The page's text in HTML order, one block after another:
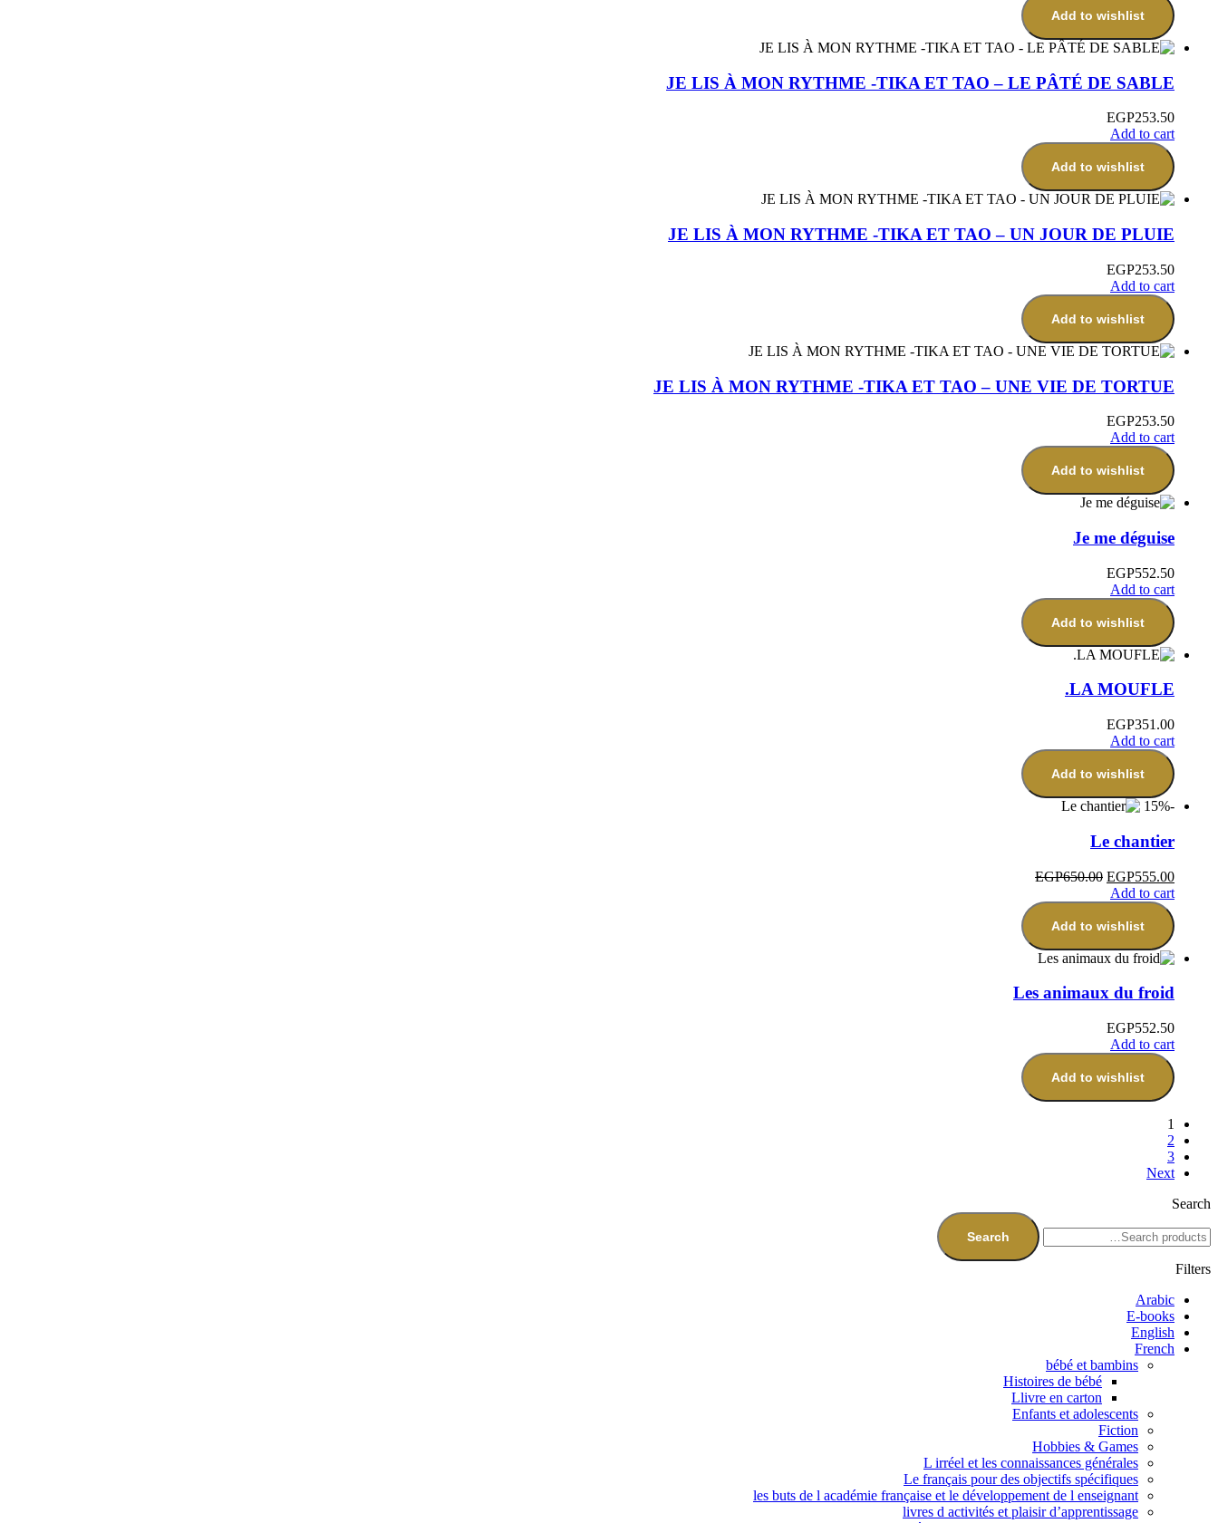
Add to wishlist
JE LIS À MON RYTHME -TIKA ET TAO – LE PÂTÉ DE SABLE
EGP253.50
Add to cart
Add to wishlist
JE LIS À MON RYTHME -TIKA ET TAO – UN JOUR DE PLUIE
EGP253.50
Add to cart
Add to wishlist
JE LIS À MON RYTHME -TIKA ET TAO – UNE VIE DE TORTUE
EGP253.50
Add to cart
Add to wishlist
Je me déguise
EGP552.50
Add to cart
Add to wishlist
LA MOUFLE.
EGP351.00
Add to cart
Add to wishlist
-15%
Le chantier
EGP650.00 EGP555.00
Add to cart
Add to wishlist
Les animaux du froid
EGP552.50
Add to cart
Add to wishlist
1
2
3
Next
Search
Search
Filters
Arabic
E-books
English
French
bébé et bambins
Histoires de bébé
Llivre en carton
Enfants et adolescents
Fiction
Hobbies & Games
L irréel et les connaissances générales
Le français pour des objectifs spécifiques
les buts de l académie française et le développement de l enseignant
livres d activités et plaisir d’apprentissage